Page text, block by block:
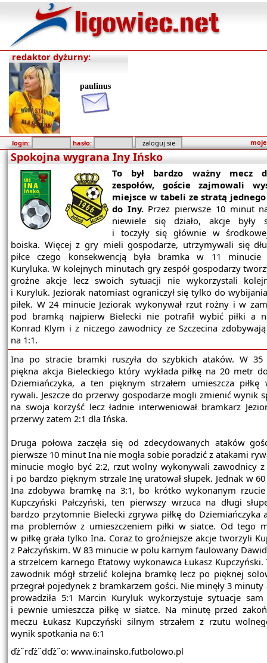
redaktor dyżurny:
paulinus
login: hasło:
Spokojna wygrana Iny Ińsko
To był bardzo ważny mecz
zespołów, goście zajmowali
miejsce w tabeli ze stratą
do Iny.Przez pierwsze 10 minut
niewiele się działo, akcje były
i toczyły się głównie w
boiska. Więcej z gry mieli gospodarze, utrzymywali się
piłce czego konsekwencją była bramka w 11 minucie
Kuryluka. W kolejnych minutach gry zespół gospodarzy
groźne akcje lecz swoich sytuacji nie wykorzystali
i Kuryluk. Jeziorak natomiast ograniczył się tylko do
piłek. W 24 minucie Jeziorak wykonywał rzut rożny i w
pod bramką najpierw Bielecki nie potrafił wybić piłki a
Konrad Klym i z niczego zawodnicy ze Szczecina
na 1:1.
Ina po stracie bramki ruszyła do szybkich ataków. W 35
piękna akcja Bieleckiego który wykłada piłkę na 20 metr
Dziemiańczyka, a ten pięknym strzałem umieszcza piłkę
rywali. Jeszcze do przerwy gospodarze mogli zmienić wynik
na swoja korzyść lecz ładnie interweniował bramkarz
przerwy zatem 2:1 dla Ińska.
Druga połowa zaczęła się od zdecydowanych ataków
pierwsze 10 minut Ina nie mogła sobie poradzić z atakami
minucie mogło być 2:2, rzut wolny wykonywali zawodnicy z
i po bardzo pięknym strzale Inę uratował słupek. Jednak w
Ina zdobywa bramkę na 3:1, bo krótko wykonanym
Kupczyński Pałczyński, ten pierwszy wrzuca na długi
bardzo przytomnie Bielecki zgrywa piłkę do Dziemiańczyka
ma problemów z umieszczeniem piłki w siatce. Od tego
w piłkę grała tylko Ina. Coraz to groźniejsze akcje tworzyli
z Pałczyńskim. W 83 minucie w polu karnym faulowany
a strzelcem karnego Etatowy wykonawca Łukasz Kupczyński.
zawodnik mógł strzelić kolejna bramkę lecz po pięknej
przegrał pojedynek z bramkarzem gości. Nie minęły 3 minuty
prowadziła 5:1 Marcin Kuryluk wykorzystuje sytuacje
i pewnie umieszcza piłkę w siatce. Na minutę przed
meczu Łukasz Kupczyński silnym strzałem z rzutu
wynik spotkania na 6:1
ďż˝rďż˝dďż˝o: www.inainsko.futbolowo.pl